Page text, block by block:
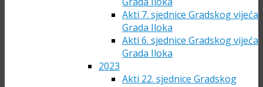
Akti 7. sjednice Gradskog vijeća
Grada Iloka
Akti 6. sjednice Gradskog vijeća
Grada Iloka
2023
Akti 22. sjednice Gradskog